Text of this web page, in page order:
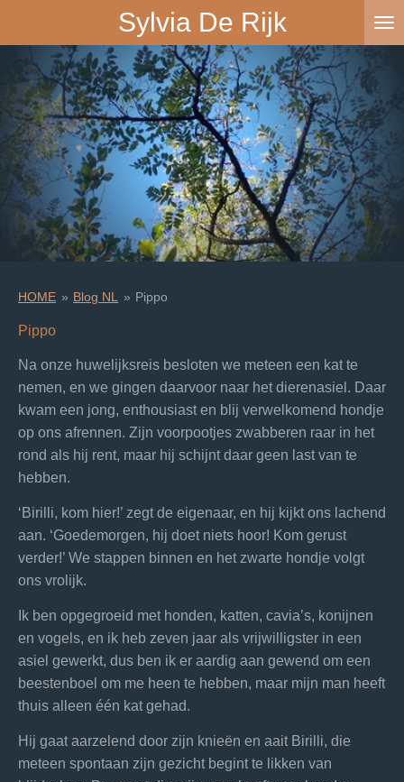
hoofdinhoud
Sylvia De Rijk
HOME » Blog NL » Pippo
Pippo
Na onze huwelijksreis besloten we meteen een kat te
nemen, en we gingen daarvoor naar het dierenasiel. Daar
kwam een jong, enthousiast en blij verwelkomend hondje
op ons afrennen. Zijn voorpootjes zwabberen raar in het
rond als hij rent, maar hij schijnt daar geen last van te
hebben.
‘Birilli, kom hier!’ zegt de eigenaar, en hij kijkt ons lachend
aan. ‘Goedemorgen, hij doet niets hoor! Kom gerust
verder!’ We stappen binnen en het zwarte hondje volgt
ons vrolijk.
Ik ben opgegroeid met honden, katten, cavia’s, konijnen
en vogels, en ik heb zeven jaar als vrijwilligster in een
asiel gewerkt, dus ben ik er aardig aan gewend om een
beestenboel om me heen te hebben, maar mijn man heeft
thuis alleen één kat gehad.
Hij gaat aarzelend door zijn knieën en aait Birilli, die
meteen spontaan zijn gezicht begint te likken van